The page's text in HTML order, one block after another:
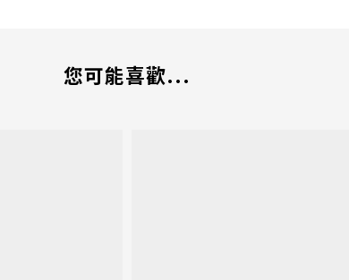
您可能喜歡...